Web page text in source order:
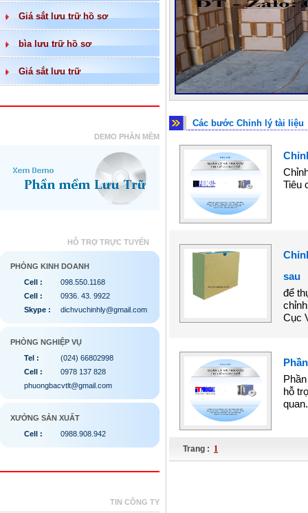
Giá sắt lưu trữ hồ sơ
bìa lưu trữ hồ sơ
Giá sắt lưu trữ
DEMO PHẦN MỀM
HỖ TRỢ TRỰC TUYẾN
PHÒNG KINH DOANH
Cell :
098.550.1168
Cell :
0936. 43. 9922
Skype :
dichvuchinhly@gmail.com
PHÒNG NGHIỆP VỤ
Tel :
(024) 66802998
Cell :
0978 137 828
phuongbacvtlt@gmail.com
XƯỞNG SẢN XUẤT
Cell :
0988.908.942
TIN CÔNG TY
Các bước Chỉnh lý tài liệu
Tiêu
sau
để
Cục
hỗ
Trang : 1